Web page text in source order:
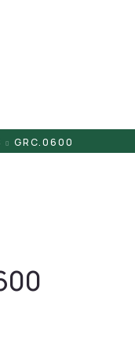
GRC.0600